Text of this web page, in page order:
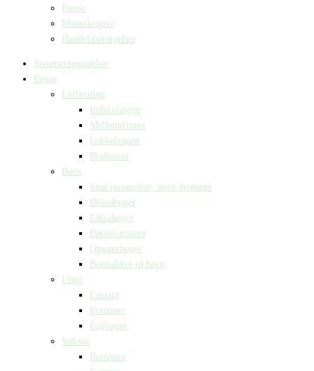
Presse
Manuskripter
Handelsbetingelser
Sommerbogpakker
Bøger
Letlæsning
Indskolingen
Mellemtrinnet
Udskolingen
Bogkasser
Børn
Små mennesker, store drømme
Billedbøger
Faktabøger
Børneromaner
Opgavebøger
Bogpakker til børn
Unge
Fantasy
Romaner
Fagbøger
Voksne
Romance